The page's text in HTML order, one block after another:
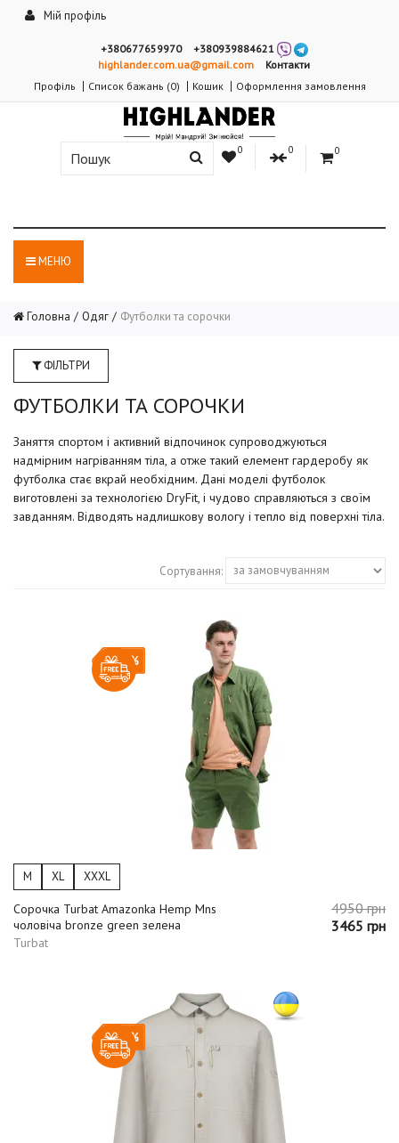
Мій профіль
+380677659970
+380939884621
highlander.com.ua@gmail.com
Контакти
Профіль
Список бажань (0) Кошик Оформлення замовлення
0 0 0
МЕНЮ
Головна Одяг Футболки та сорочки
ФІЛЬТРИ
ФУТБОЛКИ ТА СОРОЧКИ
Заняття спортом і активний відпочинок супроводжуються
надмірним нагріванням тіла, а отже такий елемент гардеробу як
футболка стає вкрай необхідним. Дані моделі футболок
виготовлені за технологією DryFit, і чудово справляються з своїм
завданням. Відводять надлишкову вологу і тепло від поверхні тіла.
Сортування:
-30%
M XL XXXL
Сорочка Turbat Amazonka Hemp Mns
чоловіча bronze green зелена
Turbat
4950 грн
3465 грн
-30%